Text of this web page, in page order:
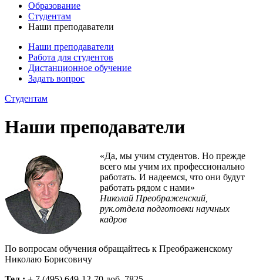
Образование
Студентам
Наши преподаватели
Наши преподаватели
Работа для студентов
Дистанционное обучение
Задать вопрос
Студентам
Наши преподаватели
«Да, мы учим студентов. Но прежде
всего мы учим их профессионально
работать. И надеемся, что они будут
работать рядом с нами»
Николай Преображенский,
рук.отдела подготовки научных
кадров
По вопросам обучения обращайтесь к Преображенскому
Николаю Борисовичу